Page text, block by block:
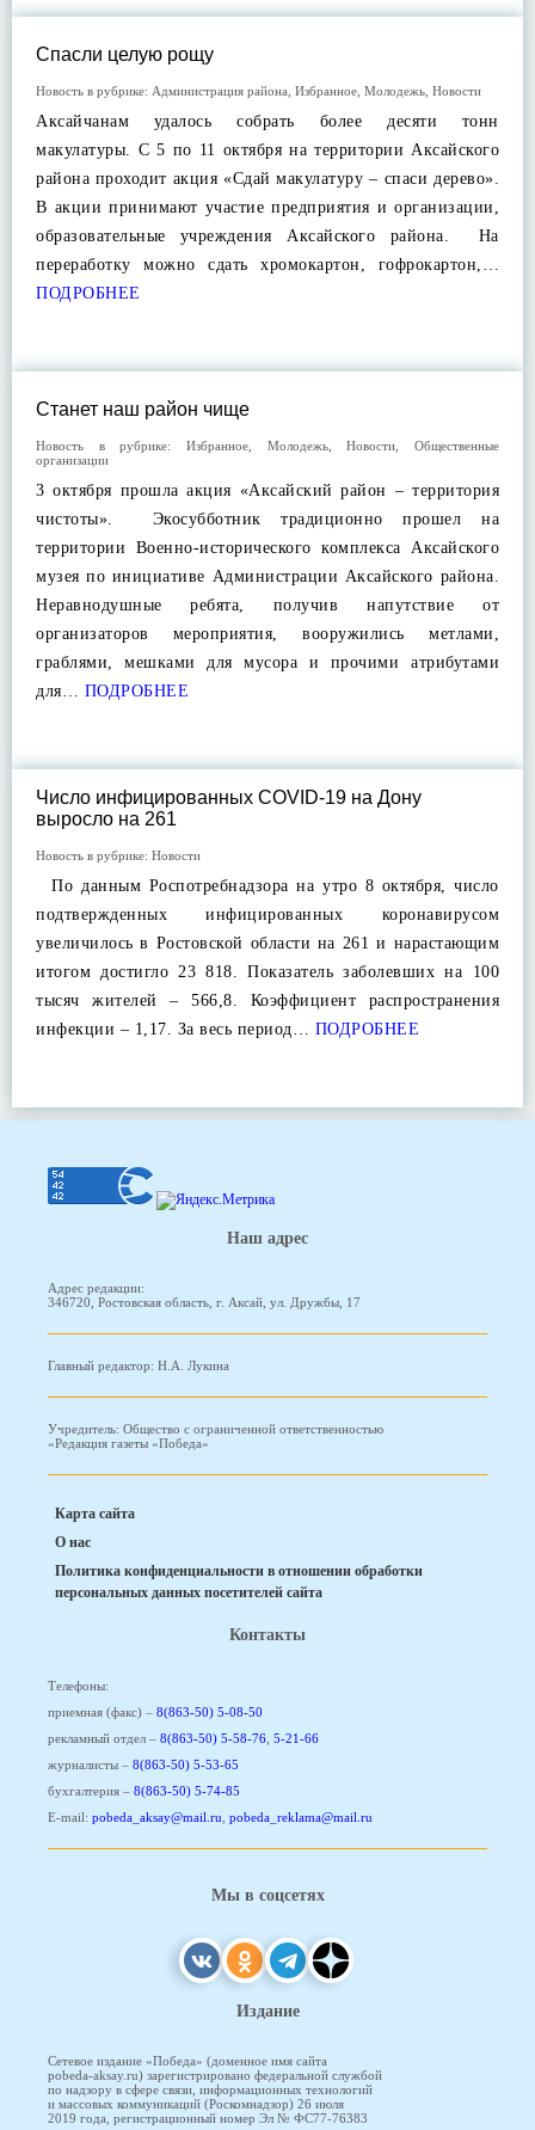
Спасли целую рощу
Новость в рубрике: Администрация района Избранное Молодежь Новости
Аксайчанам удалось собрать более десяти тонн
макулатуры. С 5 по 11 октября на территории Аксайского
района проходит акция «Сдай макулатуру – спаси дерево».
В акции принимают участие предприятия и организации,
образовательные учреждения Аксайского района. На
переработку можно сдать хромокартон, гофрокартон,…
ПОДРОБНЕЕ
Станет наш район чище
Новость в рубрике: Избранное Молодежь,Новости ,Общественные
организации
3 октября прошла акция «Аксайский район – территория
чистоты». Экосубботник традиционно прошел на
территории Военно-исторического комплекса Аксайского
музея по инициативе Администрации Аксайского района.
Неравнодушные ребята, получив напутствие от
организаторов мероприятия, вооружились метлами,
граблями, мешками для мусора и прочими атрибутами
для… ПОДРОБНЕЕ
Число инфицированных COVID-19 на Дону
выросло на 261
Новость в рубрике: Новости
По данным Роспотребнадзора на утро 8 октября, число
подтвержденных инфицированных коронавирусом
увеличилось в Ростовской области на 261 и нарастающим
итогом достигло 23 818. Показатель заболевших на 100
тысяч жителей – 566,8. Коэффициент распространения
инфекции – 1,17. За весь период… ПОДРОБНЕЕ
Наш адрес
Адрес редакции:
346720, Ростовская область, г. Аксай, ул. Дружбы, 17
Главный редактор: Н.А. Лукина
Учредитель: Общество с ограниченной ответственностью
«Редакция газеты «Победа»
Карта сайта
О нас
Политика конфиденциальности в отношении обработки
персональных данных посетителей сайта
Контакты
Телефоны:
приемная (факс) – 8(863-50) 5-08-50
рекламный отдел – 8(863-50) 5-58-76 5-21-66
журналисты – 8(863-50) 5-53-65
бухгалтерия – 8(863-50) 5-74-85
E-mail: pobeda_aksay@mail.ru pobeda_reklama@mail.ru
Мы в соцсетях
Издание
Сетевое издание «Победа» (доменное имя сайта
pobeda-aksay.ru) зарегистрировано федеральной службой
по надзору в сфере связи, информационных технологий
и массовых коммуникаций (Роскомнадзор) 26 июля
2019 года, регистрационный номер Эл № ФС77-76383